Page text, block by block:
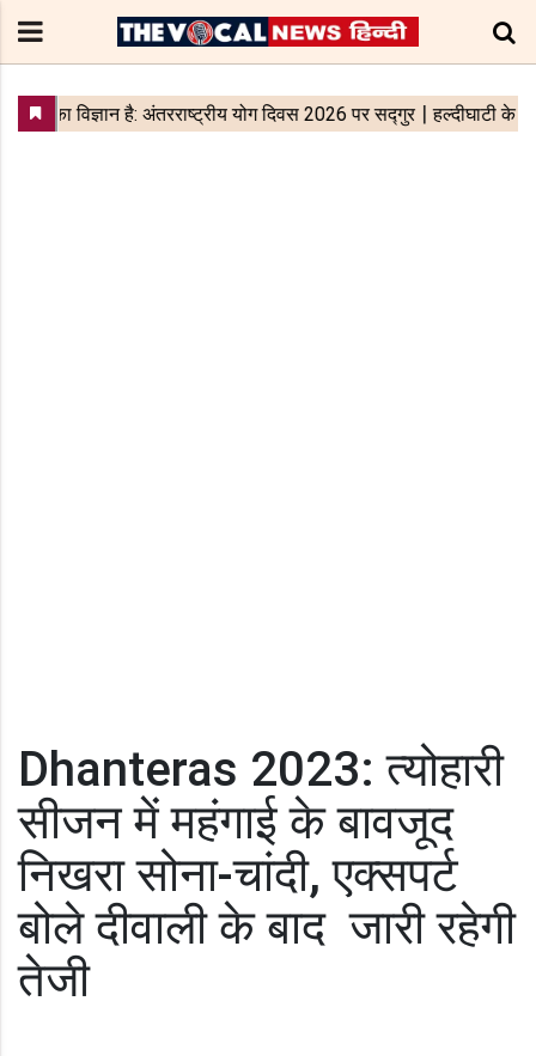
Dhanteras 2023: त्योहारी
सीजन में महंगाई के बावजूद
निखरा सोना-चांदी, एक्सपर्ट
बोले दीवाली के बाद जारी रहेगी
तेजी